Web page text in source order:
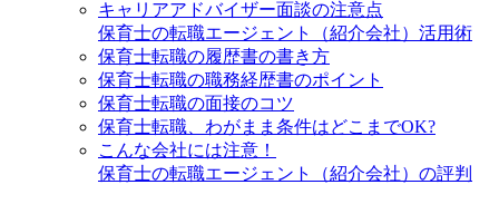
キャリアアドバイザー面談の注意点
保育士の転職エージェント（紹介会社）活用術
保育士転職の履歴書の書き方
保育士転職の職務経歴書のポイント
保育士転職の面接のコツ
保育士転職、わがまま条件はどこまでOK?
こんな会社には注意！
保育士の転職エージェント（紹介会社）の評判